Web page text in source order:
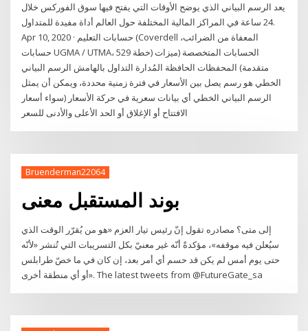
يعد الرسم البياني الذي يوضح الأوقات التي يفتح فيها سوق الفوركس خلال
24 ساعة في المراكز المالية المختلفة حول العالم أداة مفيدة للمتداول.
Apr 10, 2020 · حسابات التعليم (Coverdell المعفاة من الضرائب،
حسابات UGMA / UTMA، 529 خطة) الحسابات المتخصصة (ميزات
متقدمة) المحفظات الحافظة المُدارة التداول بالهامش الرسم البياني
الخطي هو رسم يصل بين الأسعار في فترة زمنية محددة، ويمكن أن يمثل
الرسم البياني الخطي أي بيانات سعرية في حركة الأسعار (سواء أسعار
الافتتاح أو الإغلاق أو الحد الأعلى والأدنى للسعر
Bruenderman22064
بوند المستقبل معنى
إلى متى؟ مصادره تقول إنّ رئيس تيار العزم «هو من يُقرّر الوقت الذي
سيُعلن فيه موقفه»، مؤكدةً أنّه غير معنيّ بكل التسريبات التي تُنشر «لأنّه
حتى يوم أمس لم يكن قد حسم أي أمر بعد، إن كان في ما خصّ طرابلس
أو أي منطقة أخرى». The latest tweets from @FutureGate_sa